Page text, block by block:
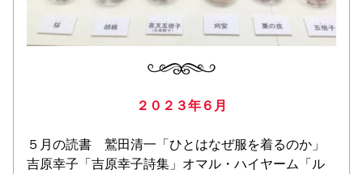
２０２３年６月
５月の読書　鷲田清一「ひとはなぜ服を着るのか」
吉原幸子「吉原幸子詩集」オマル・ハイヤーム「ル